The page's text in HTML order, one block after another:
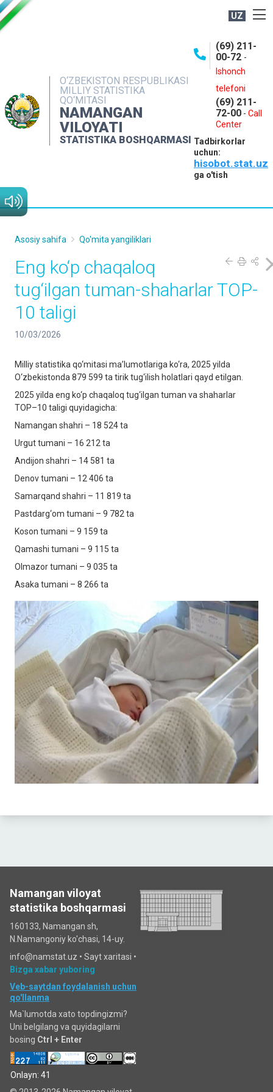
UZ
O‘ZBEKISTON RESPUBLIKASI
MILLIY STATISTIKA
QO‘MITASI
NAMANGAN
VILOYATI
STATISTIKA BOSHQARMASI
(69) 211-
00-72 -
Ishonch
telefoni
(69) 211-
72-00 - Call
Center
Tadbirkorlar
uchun:
hisobot.stat.uz
ga o'tish
NASHRLAR
INTERAKTIV XIZMATLAR
MATBUOT XIZMATI
MUROJAATLAR
Asosiy sahifa Qo'mita yangiliklari
Eng ko‘p chaqaloq
tug‘ilgan tuman-shaharlar TOP-
10 taligi
10/03/2026
Milliy statistika qo‘mitasi maʼlumotlariga ko‘ra, 2025 yilda
O‘zbekistonda 879 599 ta tirik tug‘ilish holatlari qayd etilgan.
2025 yilda eng ko‘p chaqaloq tug‘ilgan tuman va shaharlar
TOP–10 taligi quyidagicha:
Namangan shahri – 18 524 ta
Urgut tumani – 16 212 ta
Andijon shahri – 14 581 ta
Denov tumani – 12 406 ta
Samarqand shahri – 11 819 ta
Pastdarg‘om tumani – 9 782 ta
Koson tumani – 9 159 ta
Qamashi tumani – 9 115 ta
Olmazor tumani – 9 035 ta
Asaka tumani – 8 266 ta
Namangan viloyat
statistika boshqarmasi
160133, Namangan sh,
N.Namangoniy ko'chasi, 14-uy.
info@namstat.uz • Sayt xaritasi •
Bizga xabar yuboring
Veb-saytdan foydalanish uchun
qo'llanma
Ma`lumotda xato topdingizmi?
Uni belgilang va quyidagilarni
bosing Ctrl + Enter
Onlayn: 41